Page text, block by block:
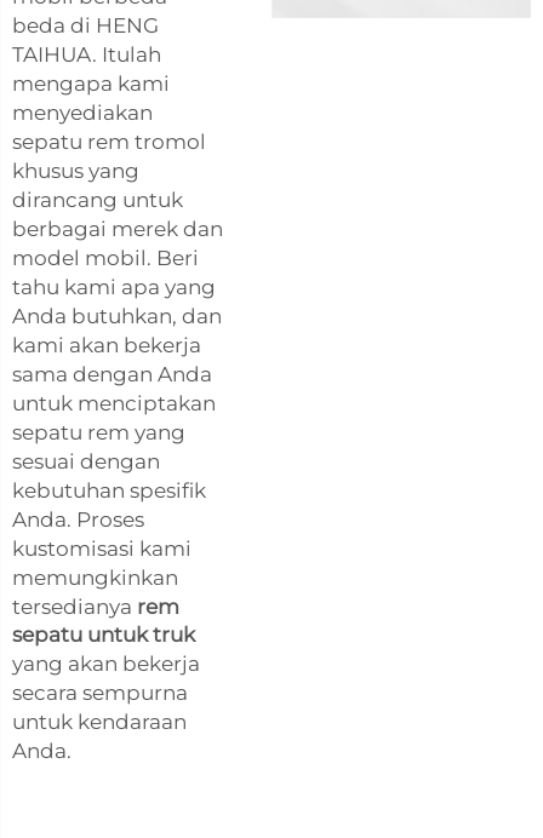
beda di HENG
TAIHUA. Itulah
mengapa kami
menyediakan
sepatu rem tromol
khusus yang
dirancang untuk
berbagai merek dan
model mobil. Beri
tahu kami apa yang
Anda butuhkan, dan
kami akan bekerja
sama dengan Anda
untuk menciptakan
sepatu rem yang
sesuai dengan
kebutuhan spesifik
Anda. Proses
kustomisasi kami
memungkinkan
tersedianya rem
sepatu untuk truk
yang akan bekerja
secara sempurna
untuk kendaraan
Anda.